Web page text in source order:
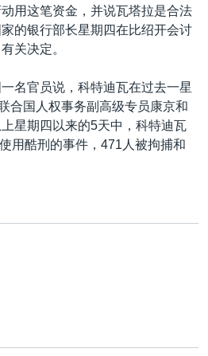
用这笔资金，并说瓦塔拉是合法
的银行部长星期四在比绍开会讨
关决定。
名官员说，科特迪瓦在过去一星
合国人权事务副高级专员康京和
星期四以来的5天中，科特迪瓦
用酷刑的事件，471人被拘捕和